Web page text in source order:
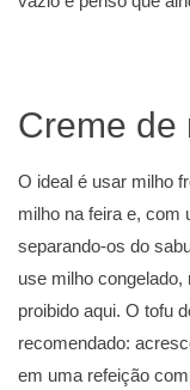
Creme de
O ideal é usar milho
milho na feira e, com
separando-os do
use milho
proibido aqui. O tofu
recomendado:
em uma refeição